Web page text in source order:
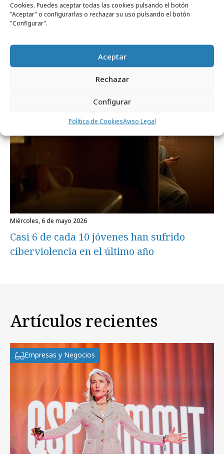
Cookies. Puedes aceptar todas las cookies pulsando el botón
"Aceptar" o configurarlas o rechazar su uso pulsando el botón
"Configurar".
Aceptar
Rechazar
Configurar
Política de CookiesAviso Legal
La Casera lleva su icónico eslogan al
corazón del fútbol español
miércoles, 6 de mayo 2026
Casi 6 de cada 10 jóvenes han sufrido
ciberviolencia en el último año
Artículos recientes
Empresas y Negocios